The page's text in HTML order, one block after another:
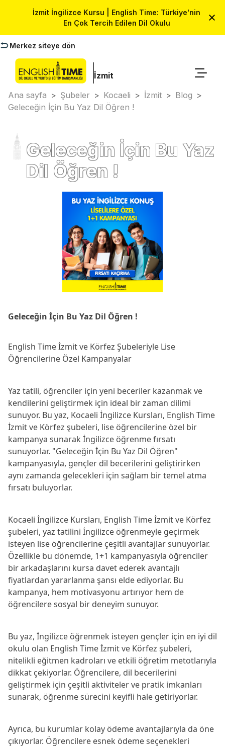
İzmit İngilizce Kursu | English Time: Türkiye'nin
En Çok Tercih Edilen Dil Okulu
Merkez siteye dön
İzmit
Ana sayfa > Şubeler > Kocaeli > İzmit > Blog >
Geleceğin İçin Bu Yaz Dil Öğren !
Geleceğin İçin Bu Yaz
Dil Öğren !
Geleceğin İçin Bu Yaz Dil Öğren !
English Time İzmit ve Körfez Şubeleriyle Lise
Öğrencilerine Özel Kampanyalar
Yaz tatili, öğrenciler için yeni beceriler kazanmak ve
kendilerini geliştirmek için ideal bir zaman dilimi
sunuyor. Bu yaz, Kocaeli İngilizce Kursları, English Time
İzmit ve Körfez şubeleri, lise öğrencilerine özel bir
kampanya sunarak İngilizce öğrenme fırsatı
sunuyorlar. "Geleceğin İçin Bu Yaz Dil Öğren"
kampanyasıyla, gençler dil becerilerini geliştirirken
aynı zamanda gelecekleri için sağlam bir temel atma
fırsatı buluyorlar.
Kocaeli İngilizce Kursları, English Time İzmit ve Körfez
şubeleri, yaz tatilini İngilizce öğrenmeyle geçirmek
isteyen lise öğrencilerine çeşitli avantajlar sunuyorlar.
Özellikle bu dönemde, 1+1 kampanyasıyla öğrenciler
bir arkadaşlarını kursa davet ederek avantajlı
fiyatlardan yararlanma şansı elde ediyorlar. Bu
kampanya, hem motivasyonu artırıyor hem de
öğrencilere sosyal bir deneyim sunuyor.
Bu yaz, İngilizce öğrenmek isteyen gençler için en iyi dil
okulu olan English Time İzmit ve Körfez şubeleri,
nitelikli eğitmen kadroları ve etkili öğretim metotlarıyla
dikkat çekiyorlar. Öğrencilere, dil becerilerini
geliştirmek için çeşitli aktiviteler ve pratik imkanları
sunarak, öğrenme sürecini keyifli hale getiriyorlar.
Ayrıca, bu kurumlar kolay ödeme avantajlarıyla da öne
çıkıyorlar. Öğrencilere esnek ödeme seçenekleri